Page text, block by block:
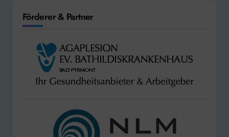
Förderer & Partner